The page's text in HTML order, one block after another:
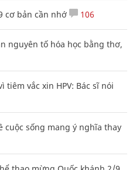
cơ bản cần nhớ 106
nguyên tố hóa học bằng thơ,
vắc xin HPV: Bác sĩ nói
cuộc sống mang ý nghĩa thay